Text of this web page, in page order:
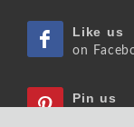
Like us
on
Pin us